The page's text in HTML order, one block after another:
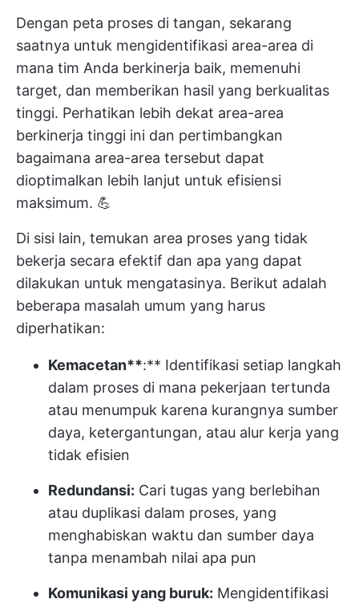
Dengan peta proses di tangan, sekarang
saatnya untuk mengidentifikasi area-area di
mana tim Anda berkinerja baik, memenuhi
target, dan memberikan hasil yang berkualitas
tinggi. Perhatikan lebih dekat area-area
berkinerja tinggi ini dan pertimbangkan
bagaimana area-area tersebut dapat
dioptimalkan lebih lanjut untuk efisiensi
maksimum. 💪
Di sisi lain, temukan area proses yang tidak
bekerja secara efektif dan apa yang dapat
dilakukan untuk mengatasinya. Berikut adalah
beberapa masalah umum yang harus
diperhatikan:
Kemacetan**:** Identifikasi setiap langkah
dalam proses di mana pekerjaan tertunda
atau menumpuk karena kurangnya sumber
daya, ketergantungan, atau alur kerja yang
tidak efisien
Redundansi: Cari tugas yang berlebihan
atau duplikasi dalam proses, yang
menghabiskan waktu dan sumber daya
tanpa menambah nilai apa pun
Komunikasi yang buruk: Mengidentifikasi